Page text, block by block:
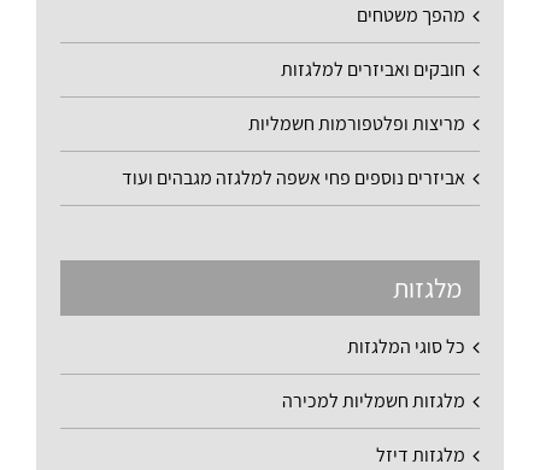
מהפך משטחים
חובקים ואביזרים למלגזות
מריצות ופלטפורמות חשמליות
אביזרים נוספים פחי אשפה למלגזה מגבהים ועוד
מלגזות
כל סוגי המלגזות
מלגזות חשמליות למכירה
מלגזות דיזל